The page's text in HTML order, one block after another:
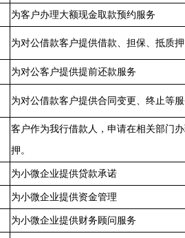
为客户办理大额现金取款预约服务
为对公借款客户提供借款、担保、抵质
为对公客户提供提前还款服务
为对公借款客户提供合同变更、终止等
客户作为我行借款人，申请在相关部门
押。
为小微企业提供贷款承诺
为小微企业提供资金管理
为小微企业提供财务顾问服务